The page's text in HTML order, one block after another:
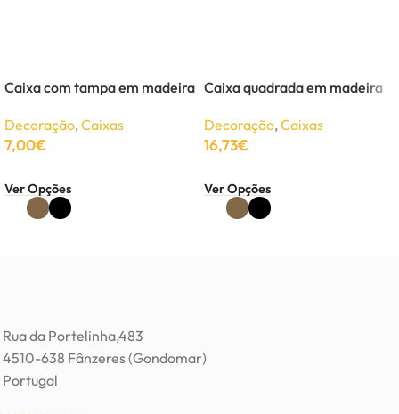
Caixa com tampa em madeira
Decoração, Caixas
7,00€
Ver Opções
Caixa quadrada em madeira
Decoração, Caixas
16,73€
Ver Opções
Rua da Portelinha,483
4510-638 Fânzeres (Gondomar)
Portugal